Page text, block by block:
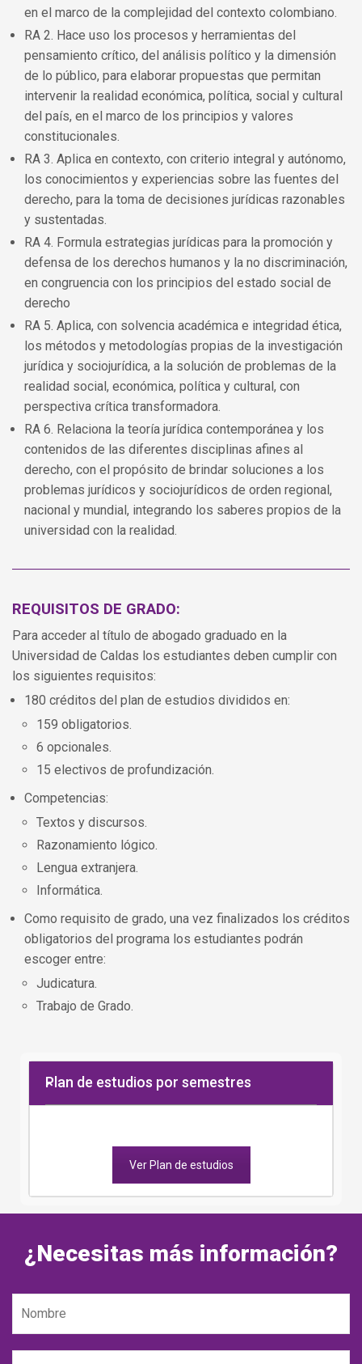
en el marco de la complejidad del contexto colombiano.
RA 2. Hace uso los procesos y herramientas del
pensamiento crítico, del análisis político y la dimensión
de lo público, para elaborar propuestas que permitan
intervenir la realidad económica, política, social y cultural
del país, en el marco de los principios y valores
constitucionales.
RA 3. Aplica en contexto, con criterio integral y autónomo,
los conocimientos y experiencias sobre las fuentes del
derecho, para la toma de decisiones jurídicas razonables
y sustentadas.
RA 4. Formula estrategias jurídicas para la promoción y
defensa de los derechos humanos y la no discriminación,
en congruencia con los principios del estado social de
derecho
RA 5. Aplica, con solvencia académica e integridad ética,
los métodos y metodologías propias de la investigación
jurídica y sociojurídica, a la solución de problemas de la
realidad social, económica, política y cultural, con
perspectiva crítica transformadora.
RA 6. Relaciona la teoría jurídica contemporánea y los
contenidos de las diferentes disciplinas afines al
derecho, con el propósito de brindar soluciones a los
problemas jurídicos y sociojurídicos de orden regional,
nacional y mundial, integrando los saberes propios de la
universidad con la realidad.
REQUISITOS DE GRADO:
Para acceder al título de abogado graduado en la
Universidad de Caldas los estudiantes deben cumplir con
los siguientes requisitos:
180 créditos del plan de estudios divididos en:
159 obligatorios.
6 opcionales.
15 electivos de profundización.
Competencias:
Textos y discursos.
Razonamiento lógico.
Lengua extranjera.
Informática.
Como requisito de grado, una vez finalizados los créditos
obligatorios del programa los estudiantes podrán
escoger entre:
Judicatura.
Trabajo de Grado.
Plan de estudios por semestres
Ver Plan de estudios
¿Necesitas más información?